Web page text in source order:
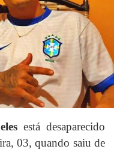
está desaparecido
03, quando saiu de